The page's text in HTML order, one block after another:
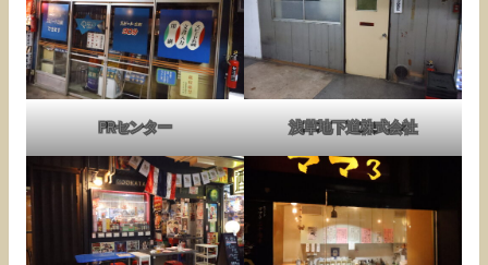
PRセンター 浅草地下道株式会社